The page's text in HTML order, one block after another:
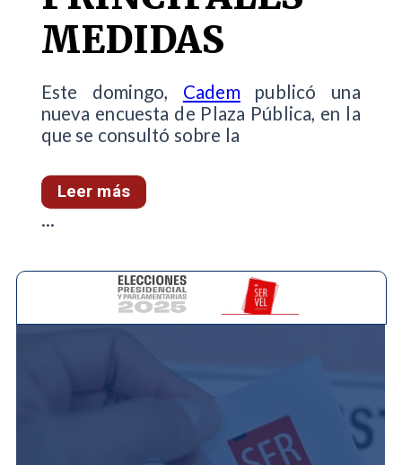
MEDIDAS
Este domingo, Cadempublicó una
nueva encuesta de Plaza Pública, en la
que se consultó sobre la
Leer más
...